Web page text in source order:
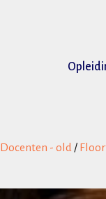
Docenten - old/